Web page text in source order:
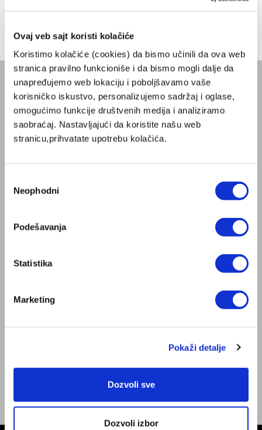
Ovaj veb sajt koristi kolačiće
Koristimo kolačiće (cookies) da bismo učinili da ova web
stranica pravilno funkcioniše i da bismo mogli dalje da
unapređujemo web lokaciju i poboljšavamo vaše
korisničko iskustvo, personalizujemo sadržaj i oglase,
omogućimo funkcije društvenih medija i analiziramo
saobraćaj. Nastavljajući da koristite našu web
stranicu,prihvatate upotrebu kolačića.
сагласности
Neophodni
Podešavanja
Statistika
Marketing
Pokaži detalje
Dozvoli sve
Dozvoli izbor
KOMPANIJA
Blog
Misija
O Kompaniji
Prodavnice
Dozvola za prodaju medicinskih proizvoda
Politika privatnosti
Uslovi čuvanja poslovne tajne
Instagram